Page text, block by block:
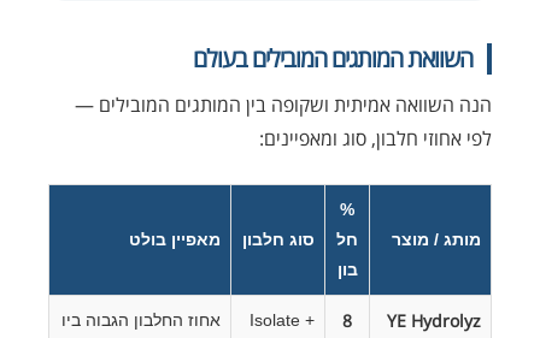
השוואת המותגים המובילים בעולם
הנה השוואה אמיתית ושקופה בין המותגים המובילים —
לפי אחוזי חלבון, סוג ומאפיינים:
מותג / מוצר
%
חל
בון
סוג חלבון מאפיין בולט
YE Hydrolyz
8
Isolate +
אחוז החלבון הגבוה ביו